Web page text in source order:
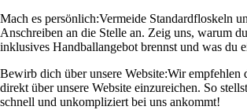
Mach es persönlich:Vermeide Standardfloskeln
Anschreiben an die Stelle an. Zeig uns, warum
inklusives Handballangebot brennst und was du
Bewirb dich über unsere Website:Wir empfehlen
direkt über unsere Website einzureichen. So
schnell und unkompliziert bei uns ankommt!